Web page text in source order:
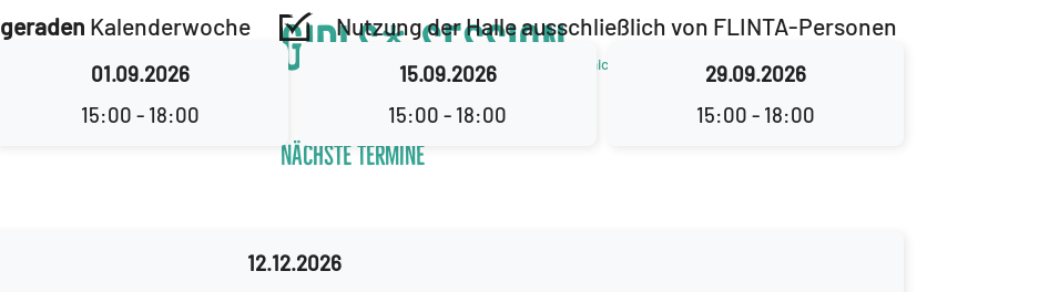
Girls* Session
geraden Kalenderwoche Nutzung der Halle ausschließlich von FLINTA-Personen
* Frauen, Lesben, intergeschlechtliche, nichtbinäre, transgeschlechtliche und agender
Nächste Termine
01.09.2026
15:00 - 18:00
15.09.2026
15:00 - 18:00
29.09.2026
15:00 - 18:00
12.12.2026